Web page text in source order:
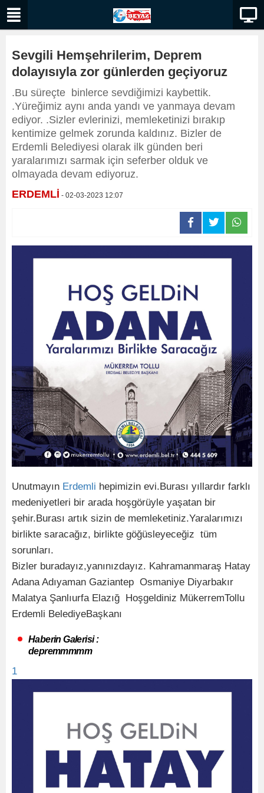
Sevgili Hemşehrilerim, Deprem
dolayısıyla zor günlerden geçiyoruz
.Bu süreçte binlerce sevdiğimizi kaybettik.
.Yüreğimiz aynı anda yandı ve yanmaya devam
ediyor. .Sizler evlerinizi, memleketinizi bırakıp
kentimize gelmek zorunda kaldınız. Bizler de
Erdemli Belediyesi olarak ilk günden beri
yaralarımızı sarmak için seferber olduk ve
olmayada devam ediyoruz.
ERDEMLİ - 02-03-2023 12:07
Unutmayın Erdemli hepimizin evi.Burası yıllardır farklı
medeniyetleri bir arada hoşgörüyle yaşatan bir
şehir.Burası artık sizin de memleketiniz.Yaralarımızı
birlikte saracağız, birlikte göğüsleyeceğiz tüm
sorunları.
Bizler buradayız,yanınızdayız. Kahramanmaraş Hatay
Adana Adıyaman Gaziantep Osmaniye Diyarbakır
Malatya Şanlıurfa Elazığ Hoşgeldiniz MükerremTollu
Erdemli BelediyeBaşkanı
Haberin Galerisi :
depremmmmm
1